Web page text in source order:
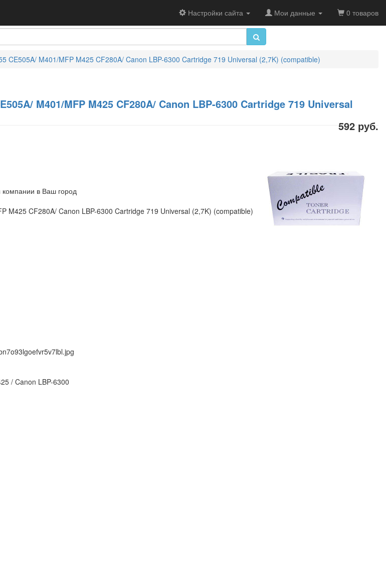
Настройки сайта Мои данные 0 товаров
CE505A/ M401/MFP M425 CF280A/ Canon LBP-6300 Cartridge 719 Universal (2,7K) (compatible)
M401/MFP M425 CF280A/ Canon LBP-6300 Cartridge 719 Universal
592 руб.
компании в Ваш город
M425 CF280A/ Canon LBP-6300 Cartridge 719 Universal (2,7K) (compatible)
/ Canon LBP-6300